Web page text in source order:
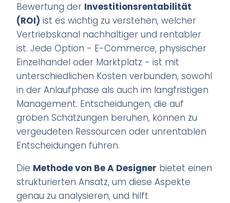
Bewertung der Investitionsrentabilität
(ROI) ist es wichtig zu verstehen, welcher
Vertriebskanal nachhaltiger und rentabler
ist. Jede Option - E-Commerce, physischer
Einzelhandel oder Marktplatz - ist mit
unterschiedlichen Kosten verbunden, sowohl
in der Anlaufphase als auch im langfristigen
Management. Entscheidungen, die auf
groben Schätzungen beruhen, können zu
vergeudeten Ressourcen oder unrentablen
Entscheidungen führen.
Die Methode von Be A Designer bietet einen
strukturierten Ansatz, um diese Aspekte
genau zu analysieren, und hilft